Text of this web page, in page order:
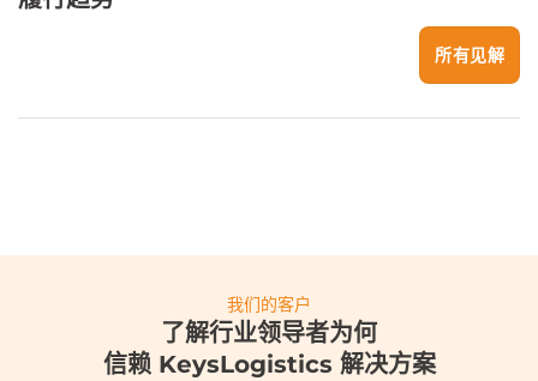
所有见解
我们的客户
了解行业领导者为何
信赖 KeysLogistics 解决方案